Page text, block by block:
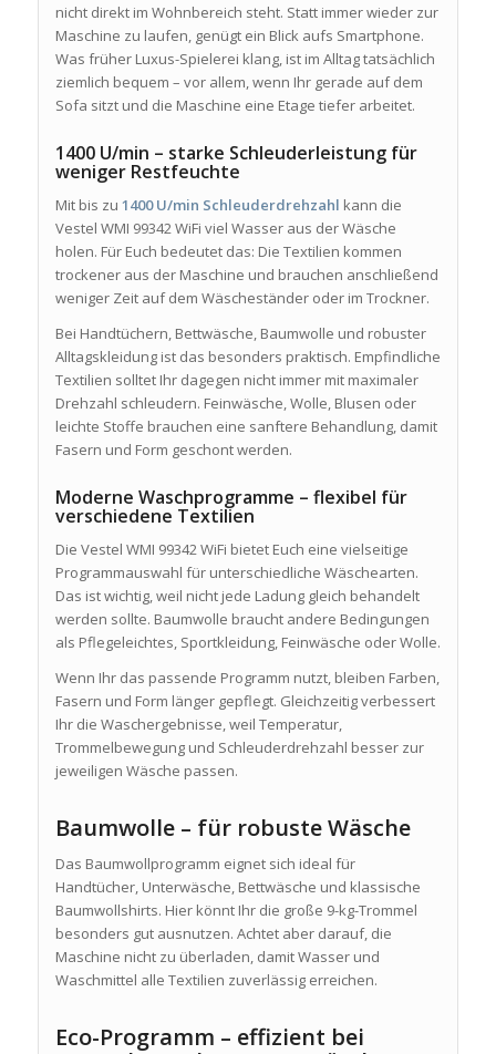
nicht direkt im Wohnbereich steht. Statt immer wieder zur
Maschine zu laufen, genügt ein Blick aufs Smartphone.
Was früher Luxus-Spielerei klang, ist im Alltag tatsächlich
ziemlich bequem – vor allem, wenn Ihr gerade auf dem
Sofa sitzt und die Maschine eine Etage tiefer arbeitet.
1400 U/min – starke Schleuderleistung für
weniger Restfeuchte
Mit bis zu 1400 U/min Schleuderdrehzahl kann die
Vestel WMI 99342 WiFi viel Wasser aus der Wäsche
holen. Für Euch bedeutet das: Die Textilien kommen
trockener aus der Maschine und brauchen anschließend
weniger Zeit auf dem Wäscheständer oder im Trockner.
Bei Handtüchern, Bettwäsche, Baumwolle und robuster
Alltagskleidung ist das besonders praktisch. Empfindliche
Textilien solltet Ihr dagegen nicht immer mit maximaler
Drehzahl schleudern. Feinwäsche, Wolle, Blusen oder
leichte Stoffe brauchen eine sanftere Behandlung, damit
Fasern und Form geschont werden.
Moderne Waschprogramme – flexibel für
verschiedene Textilien
Die Vestel WMI 99342 WiFi bietet Euch eine vielseitige
Programmauswahl für unterschiedliche Wäschearten.
Das ist wichtig, weil nicht jede Ladung gleich behandelt
werden sollte. Baumwolle braucht andere Bedingungen
als Pflegeleichtes, Sportkleidung, Feinwäsche oder Wolle.
Wenn Ihr das passende Programm nutzt, bleiben Farben,
Fasern und Form länger gepflegt. Gleichzeitig verbessert
Ihr die Waschergebnisse, weil Temperatur,
Trommelbewegung und Schleuderdrehzahl besser zur
jeweiligen Wäsche passen.
Baumwolle – für robuste Wäsche
Das Baumwollprogramm eignet sich ideal für
Handtücher, Unterwäsche, Bettwäsche und klassische
Baumwollshirts. Hier könnt Ihr die große 9-kg-Trommel
besonders gut ausnutzen. Achtet aber darauf, die
Maschine nicht zu überladen, damit Wasser und
Waschmittel alle Textilien zuverlässig erreichen.
Eco-Programm – effizient bei